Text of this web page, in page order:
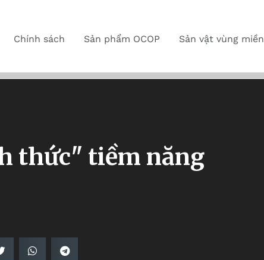
Chính sách Sản phẩm OCOP Sản vật vùng miền
thức" tiềm năng